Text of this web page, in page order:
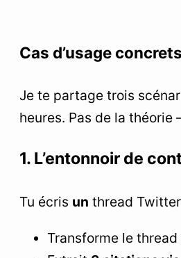
Cas d’usage
Je te partage trois
heures. Pas de la théorie
1. L’entonnoir de
Tu écris un thread
Transforme le thread